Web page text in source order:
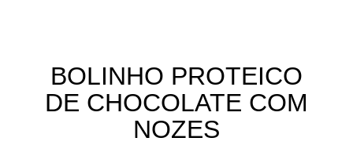
BOLINHO PROTEICO
DE CHOCOLATE COM
NOZES